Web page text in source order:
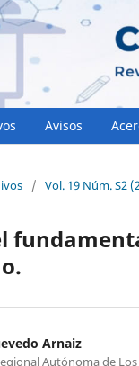
Avisos
/ Vol. 19 Núm. S2
Arnaiz
Autónoma de